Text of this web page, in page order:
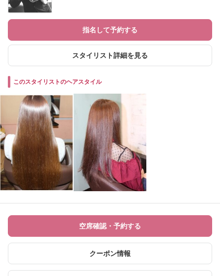
指名して予約する
スタイリスト詳細を見る
このスタイリストのヘアスタイル
空席確認・予約する
クーポン情報